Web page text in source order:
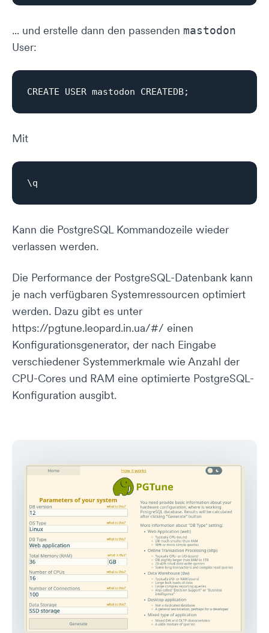
... und erstelle dann den passenden mastodon
User:
Mit
Kann die PostgreSQL Kommandozeile wieder
verlassen werden.
Die Performance der PostgreSQL-Datenbank kann
je nach verfügbaren Systemressourcen optimiert
werden. Dazu gibt es unter
https://pgtune.leopard.in.ua/#/ einen
Konfigurationsgenerator, der nach Eingabe
verschiedener Systemmerkmale wie Anzahl der
CPU-Cores und RAM eine optimierte PostgreSQL-
Konfiguration ausgibt.